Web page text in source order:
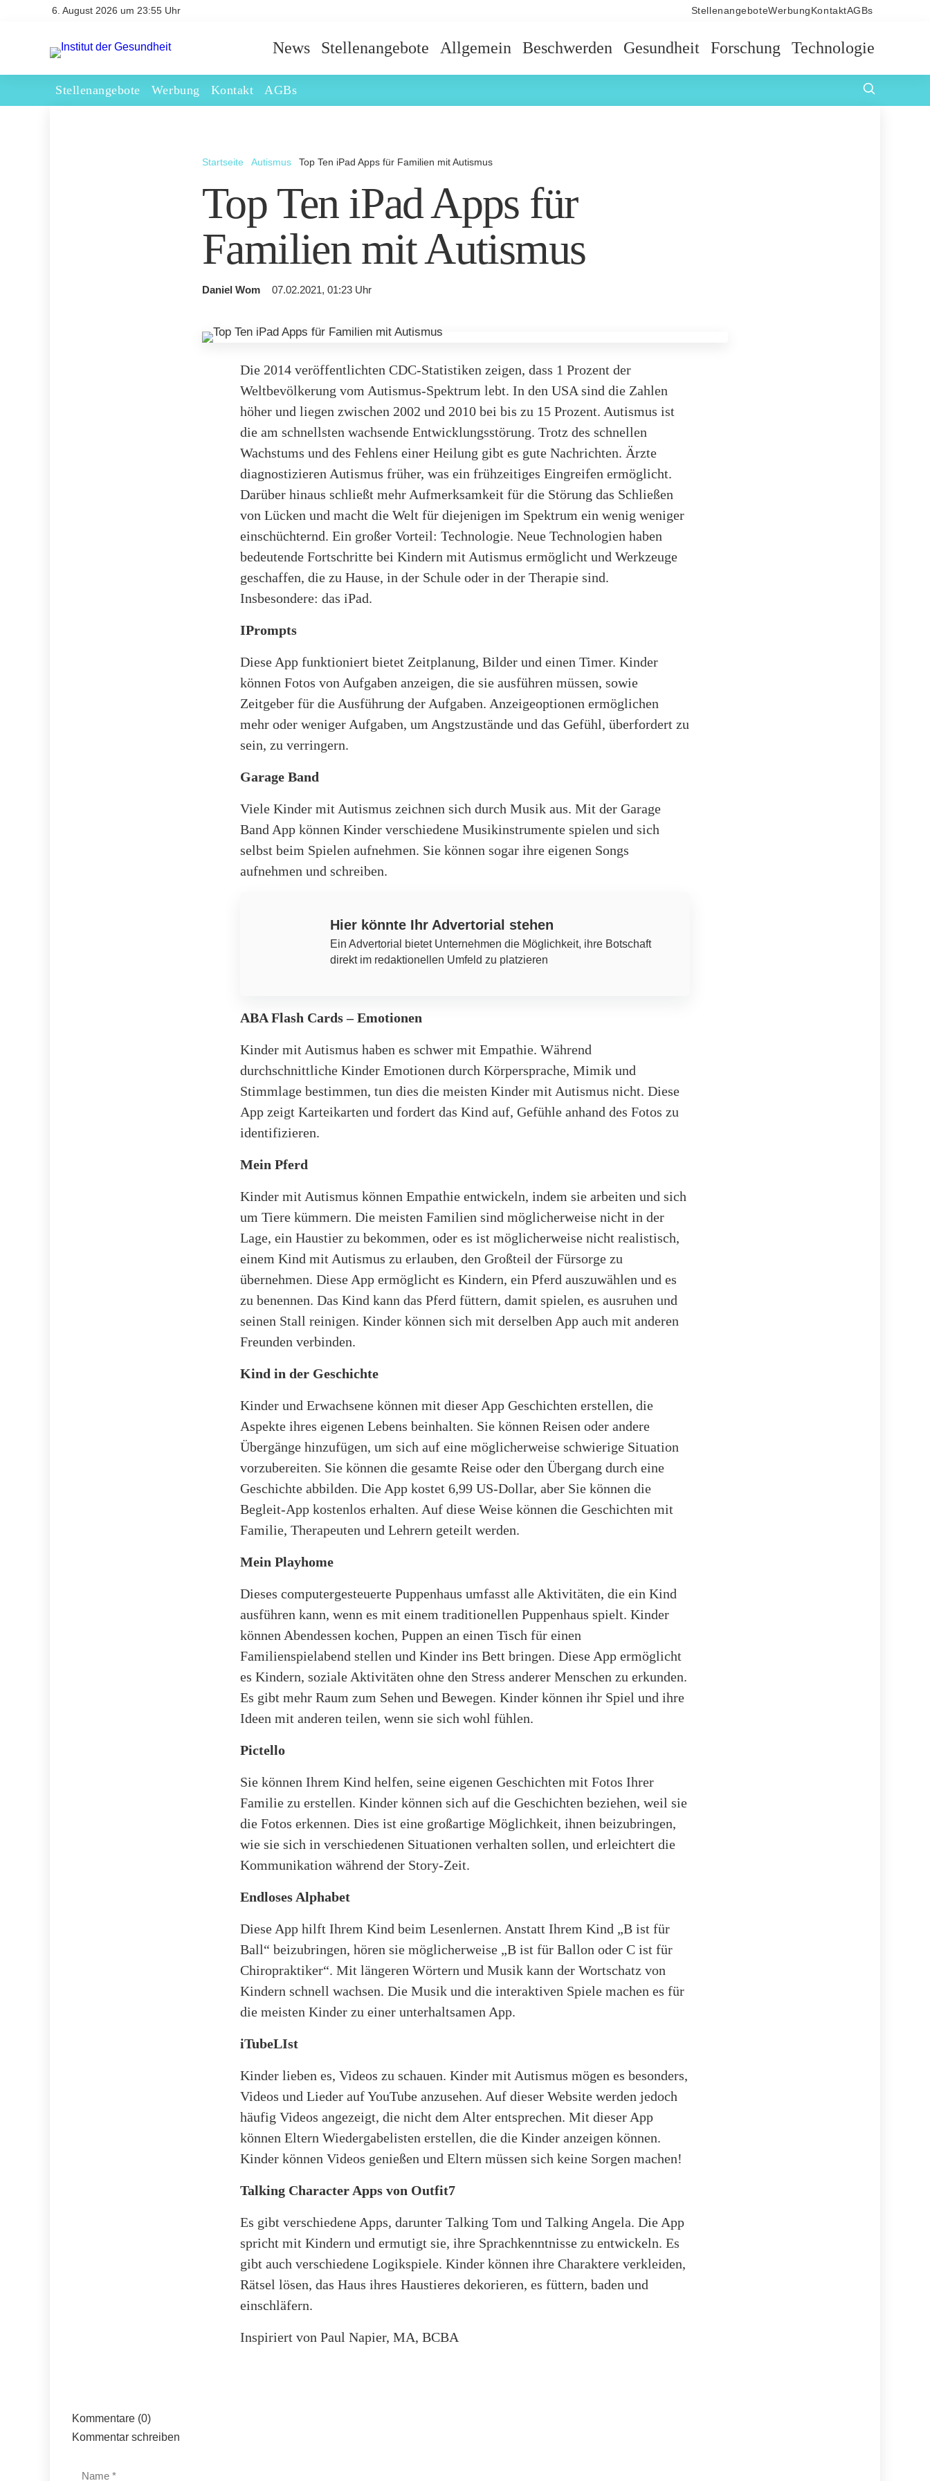
6. August 2026 um 23:55 Uhr StellenangeboteWerbung KontaktAGBs
News Stellenangebote Allgemein Beschwerden Gesundheit Forschung Technologie
Stellenangebote Werbung Kontakt AGBs
Startseite Autismus Top Ten iPad Apps für Familien mit Autismus
Top Ten iPad Apps für
Familien mit Autismus
Daniel Wom 07.02.2021, 01:23 Uhr
Die 2014 veröffentlichten CDC-Statistiken zeigen, dass 1 Prozent der
Weltbevölkerung vom Autismus-Spektrum lebt. In den USA sind die Zahlen
höher und liegen zwischen 2002 und 2010 bei bis zu 15 Prozent. Autismus ist
die am schnellsten wachsende Entwicklungsstörung. Trotz des schnellen
Wachstums und des Fehlens einer Heilung gibt es gute Nachrichten. Ärzte
diagnostizieren Autismus früher, was ein frühzeitiges Eingreifen ermöglicht.
Darüber hinaus schließt mehr Aufmerksamkeit für die Störung das Schließen
von Lücken und macht die Welt für diejenigen im Spektrum ein wenig weniger
einschüchternd. Ein großer Vorteil: Technologie. Neue Technologien haben
bedeutende Fortschritte bei Kindern mit Autismus ermöglicht und Werkzeuge
geschaffen, die zu Hause, in der Schule oder in der Therapie sind.
Insbesondere: das iPad.
IPrompts
Diese App funktioniert bietet Zeitplanung, Bilder und einen Timer. Kinder
können Fotos von Aufgaben anzeigen, die sie ausführen müssen, sowie
Zeitgeber für die Ausführung der Aufgaben. Anzeigeoptionen ermöglichen
mehr oder weniger Aufgaben, um Angstzustände und das Gefühl, überfordert zu
sein, zu verringern.
Garage Band
Viele Kinder mit Autismus zeichnen sich durch Musik aus. Mit der Garage
Band App können Kinder verschiedene Musikinstrumente spielen und sich
selbst beim Spielen aufnehmen. Sie können sogar ihre eigenen Songs
aufnehmen und schreiben.
Hier könnte Ihr Advertorial stehen
Ein Advertorial bietet Unternehmen die Möglichkeit, ihre Botschaft
direkt im redaktionellen Umfeld zu platzieren
ABA Flash Cards – Emotionen
Kinder mit Autismus haben es schwer mit Empathie. Während
durchschnittliche Kinder Emotionen durch Körpersprache, Mimik und
Stimmlage bestimmen, tun dies die meisten Kinder mit Autismus nicht. Diese
App zeigt Karteikarten und fordert das Kind auf, Gefühle anhand des Fotos zu
identifizieren.
Mein Pferd
Kinder mit Autismus können Empathie entwickeln, indem sie arbeiten und sich
um Tiere kümmern. Die meisten Familien sind möglicherweise nicht in der
Lage, ein Haustier zu bekommen, oder es ist möglicherweise nicht realistisch,
einem Kind mit Autismus zu erlauben, den Großteil der Fürsorge zu
übernehmen. Diese App ermöglicht es Kindern, ein Pferd auszuwählen und es
zu benennen. Das Kind kann das Pferd füttern, damit spielen, es ausruhen und
seinen Stall reinigen. Kinder können sich mit derselben App auch mit anderen
Freunden verbinden.
Kind in der Geschichte
Kinder und Erwachsene können mit dieser App Geschichten erstellen, die
Aspekte ihres eigenen Lebens beinhalten. Sie können Reisen oder andere
Übergänge hinzufügen, um sich auf eine möglicherweise schwierige Situation
vorzubereiten. Sie können die gesamte Reise oder den Übergang durch eine
Geschichte abbilden. Die App kostet 6,99 US-Dollar, aber Sie können die
Begleit-App kostenlos erhalten. Auf diese Weise können die Geschichten mit
Familie, Therapeuten und Lehrern geteilt werden.
Mein Playhome
Dieses computergesteuerte Puppenhaus umfasst alle Aktivitäten, die ein Kind
ausführen kann, wenn es mit einem traditionellen Puppenhaus spielt. Kinder
können Abendessen kochen, Puppen an einen Tisch für einen
Familienspielabend stellen und Kinder ins Bett bringen. Diese App ermöglicht
es Kindern, soziale Aktivitäten ohne den Stress anderer Menschen zu erkunden.
Es gibt mehr Raum zum Sehen und Bewegen. Kinder können ihr Spiel und ihre
Ideen mit anderen teilen, wenn sie sich wohl fühlen.
Pictello
Sie können Ihrem Kind helfen, seine eigenen Geschichten mit Fotos Ihrer
Familie zu erstellen. Kinder können sich auf die Geschichten beziehen, weil sie
die Fotos erkennen. Dies ist eine großartige Möglichkeit, ihnen beizubringen,
wie sie sich in verschiedenen Situationen verhalten sollen, und erleichtert die
Kommunikation während der Story-Zeit.
Endloses Alphabet
Diese App hilft Ihrem Kind beim Lesenlernen. Anstatt Ihrem Kind „B ist für
Ball“ beizubringen, hören sie möglicherweise „B ist für Ballon oder C ist für
Chiropraktiker“. Mit längeren Wörtern und Musik kann der Wortschatz von
Kindern schnell wachsen. Die Musik und die interaktiven Spiele machen es für
die meisten Kinder zu einer unterhaltsamen App.
iTubeLIst
Kinder lieben es, Videos zu schauen. Kinder mit Autismus mögen es besonders,
Videos und Lieder auf YouTube anzusehen. Auf dieser Website werden jedoch
häufig Videos angezeigt, die nicht dem Alter entsprechen. Mit dieser App
können Eltern Wiedergabelisten erstellen, die die Kinder anzeigen können.
Kinder können Videos genießen und Eltern müssen sich keine Sorgen machen!
Talking Character Apps von Outfit7
Es gibt verschiedene Apps, darunter Talking Tom und Talking Angela. Die App
spricht mit Kindern und ermutigt sie, ihre Sprachkenntnisse zu entwickeln. Es
gibt auch verschiedene Logikspiele. Kinder können ihre Charaktere verkleiden,
Rätsel lösen, das Haus ihres Haustieres dekorieren, es füttern, baden und
einschläfern.
Inspiriert von Paul Napier, MA, BCBA
Kommentare (0)
Kommentar schreiben